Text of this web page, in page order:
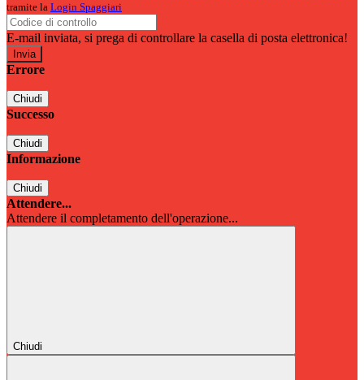
tramite la Login Spaggiari
E-mail inviata, si prega di controllare la casella di posta elettronica!
Errore
Chiudi
Successo
Chiudi
Informazione
Chiudi
Attendere...
Attendere il completamento dell'operazione...
Chiudi